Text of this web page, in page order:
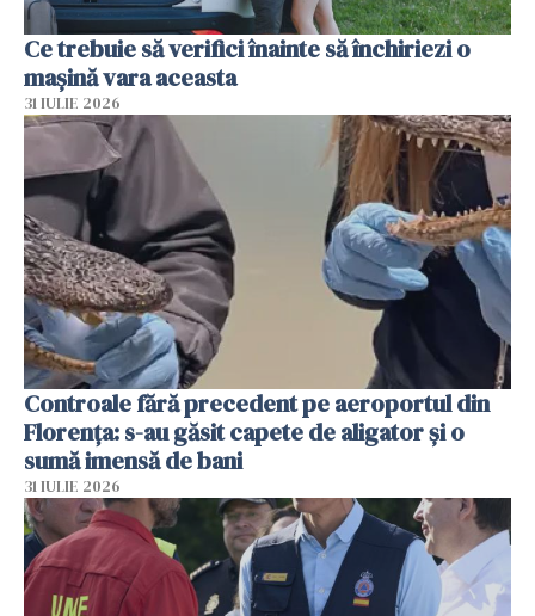
Ce trebuie să verifici înainte să închiriezi o
mașină vara aceasta
31 IULIE 2026
Controale fără precedent pe aeroportul din
Florența: s-au găsit capete de aligator și o
sumă imensă de bani
31 IULIE 2026